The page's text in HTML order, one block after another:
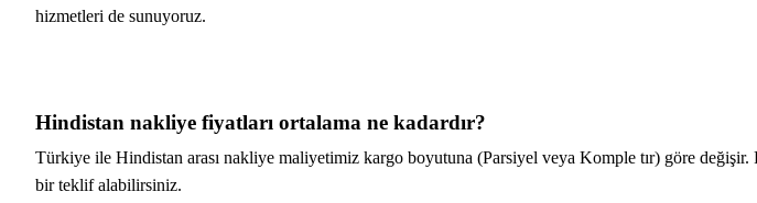
hizmetleri de sunuyoruz.
Hindistan nakliye fiyatları ortalama ne kadardır?
Türkiye ile Hindistan arası nakliye maliyetimiz kargo boyutuna (Parsiyel veya Komple tır) göre değişir.
bir teklif alabilirsiniz.